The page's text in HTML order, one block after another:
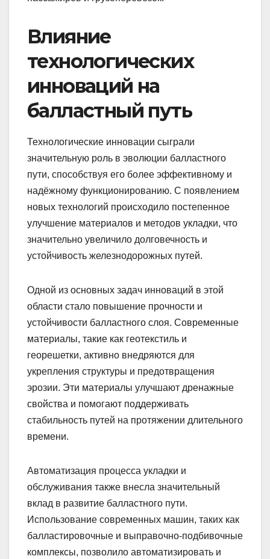
Влияние
технологических
инноваций на
балластный путь
Технологические инновации сыграли
значительную роль в эволюции балластного
пути, способствуя его более эффективному и
надёжному функционированию. С появлением
новых технологий происходило постепенное
улучшение материалов и методов укладки, что
значительно увеличило долговечность и
устойчивость железнодорожных путей.
Одной из основных задач инноваций в этой
области стало повышение прочности и
устойчивости балластного слоя. Современные
материалы, такие как геотекстиль и
георешетки, активно внедряются для
укрепления структуры и предотвращения
эрозии. Эти материалы улучшают дренажные
свойства и помогают поддерживать
стабильность путей на протяжении длительного
времени.
Автоматизация процесса укладки и
обслуживания также внесла значительный
вклад в развитие балластного пути.
Использование современных машин, таких как
балластировочные и выправочно-подбивочные
комплексы, позволило автоматизировать и